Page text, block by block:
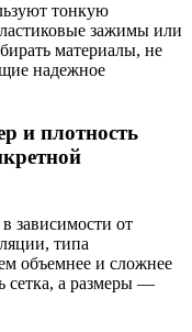
тонкую
зажимы или
материалы, не
надежное
и плотность
зависимости от
типа
объемнее и сложнее
сетка, а размеры —